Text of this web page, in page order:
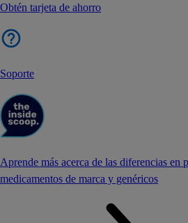
Obtén tarjeta de ahorro
Soporte
Aprende más acerca de las diferencias en
medicamentos de marca y genéricos